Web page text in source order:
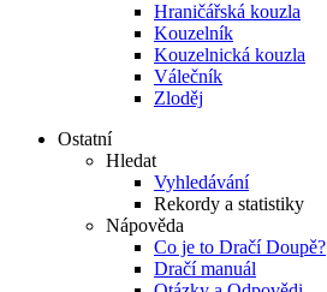
Hraničářská kouzla
Kouzelník
Kouzelnická kouzla
Válečník
Zloděj
Ostatní
Hledat
Vyhledávání
Rekordy a statistiky
Nápověda
Co je to Dračí Doupě?
Dračí manuál